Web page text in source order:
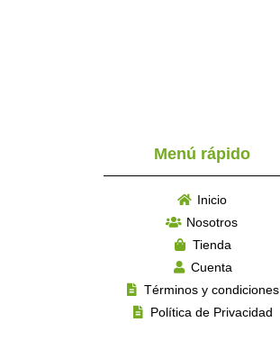
Menú rápido
Inicio
Nosotros
Tienda
Cuenta
Términos y condiciones
Política de Privacidad